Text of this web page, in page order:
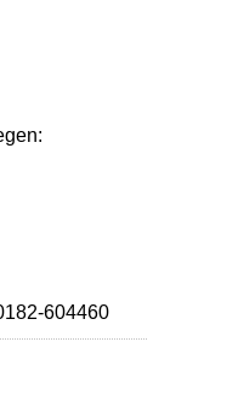
604460